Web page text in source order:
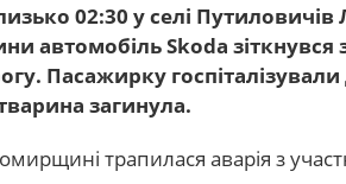
02:30 у селі Путиловичів
автомобіль Skoda зіткнувся
Пасажирку
загинула.
трапилася аварія з